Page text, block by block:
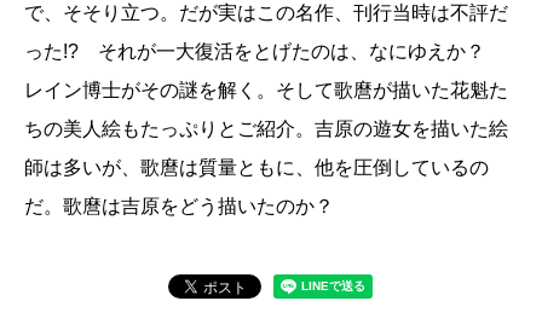
で、そそり立つ。だが実はこの名作、刊行当時は不評だ
った!? それが一大復活をとげたのは、なにゆえか？
レイン博士がその謎を解く。そして歌麿が描いた花魁た
ちの美人絵もたっぷりとご紹介。吉原の遊女を描いた絵
師は多いが、歌麿は質量ともに、他を圧倒しているの
だ。歌麿は吉原をどう描いたのか？